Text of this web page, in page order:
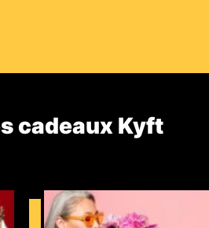
cadeaux Kyft​